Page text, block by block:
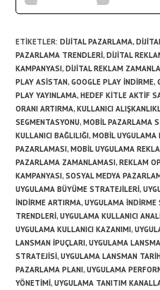
ETIKETLER:DIJITAL PAZARLAMA,
PAZARLAMA TRENDLERI, DIJITAL
KAMPANYASI, DIJITAL REKLAM
PLAY ASISTAN, GOOGLE PLAY INDIRME,
PLAY YAYINLAMA, HEDEF KITLE AKTIF
ORANI ARTIRMA, KULLANICI
SEGMENTASYONU, MOBIL PAZARLAMA
KULLANICI BAĞLILIĞI, MOBIL UYGULAMA
PAZARLAMASI, MOBIL UYGULAMA
PAZARLAMA ZAMANLAMASI, REKLAM
KAMPANYASI, SOSYAL MEDYA
UYGULAMA BÜYÜME STRATEJILERI,
INDIRME ARTIRMA, UYGULAMA INDIRME
TRENDLERI, UYGULAMA KULLANICI
UYGULAMA KULLANICI KAZANIMI,
LANSMAN IPUÇLARI, UYGULAMA
STRATEJISI, UYGULAMA LANSMAN
PAZARLAMA PLANI, UYGULAMA
YÖNETIMI, UYGULAMA TANITIM